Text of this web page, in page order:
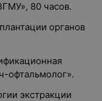
80 часов.
органов
офтальмолог».
экстракции